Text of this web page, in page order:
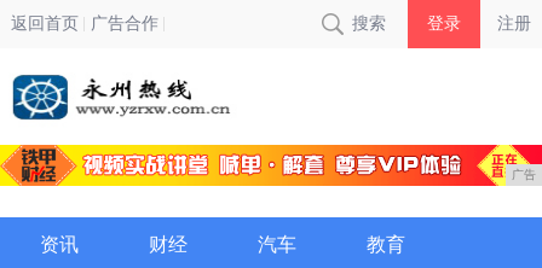
返回首页 广告合作 搜索 登录 注册
广告
资讯 财经 汽车 教育